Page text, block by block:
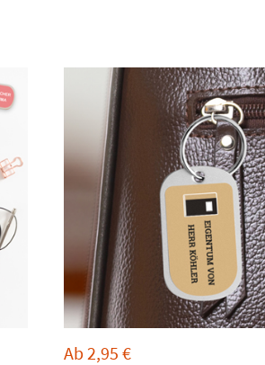
Ab 2,95 €